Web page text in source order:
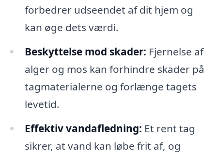
forbedrer udseendet af dit hjem og
kan øge dets værdi.
Beskyttelse mod skader: Fjernelse af
alger og mos kan forhindre skader på
tagmaterialerne og forlænge tagets
levetid.
Effektiv vandafledning: Et rent tag
sikrer, at vand kan løbe frit af, og